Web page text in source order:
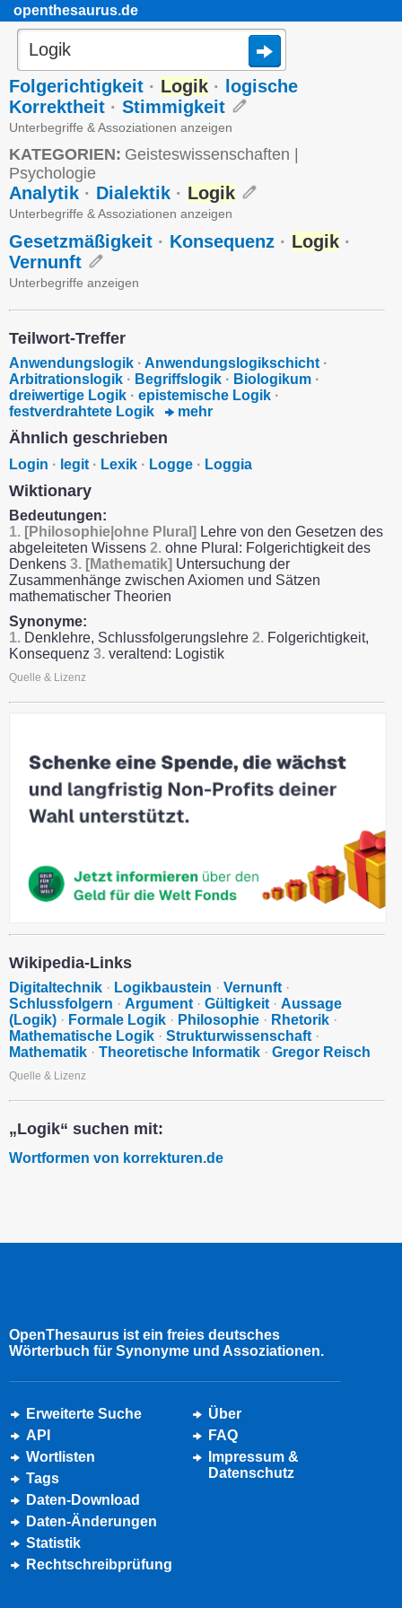
openthesaurus.de
Folgerichtigkeit · Logik ·
logische
Korrektheit · Stimmigkeit
Unterbegriffe & Assoziationen anzeigen
KATEGORIEN: Geisteswissenschaften
Psychologie
Analytik · Dialektik · Logik
Unterbegriffe & Assoziationen anzeigen
Gesetzmäßigkeit · Konsequenz · Logik ·
Vernunft
Unterbegriffe anzeigen
Teilwort-Treffer
Anwendungslogik · Anwendungslogikschicht ·
Arbitrationslogik · Begriffslogik · Biologikum ·
dreiwertige Logik · epistemische Logik ·
festverdrahtete Logik
mehr
Ähnlich geschrieben
Login · legit · Lexik · Logge · Loggia
Wiktionary
Bedeutungen:
1. [Philosophie|ohne Plural] Lehre von den Gesetzen des
abgeleiteten Wissens 2. ohne Plural: Folgerichtigkeit des
Denkens 3. [Mathematik] Untersuchung der
Zusammenhänge zwischen Axiomen und Sätzen
mathematischer Theorien
Synonyme:
1. Denklehre, Schlussfolgerungslehre 2. Folgerichtigkeit,
Konsequenz 3. veraltend: Logistik
Quelle & Lizenz
Wikipedia-Links
Digitaltechnik · Logikbaustein · Vernunft ·
Schlussfolgern · Argument · Gültigkeit · Aussage
(Logik) · Formale Logik · Philosophie · Rhetorik ·
Mathematische Logik · Strukturwissenschaft ·
Mathematik · Theoretische Informatik · Gregor Reisch
Quelle & Lizenz
„Logik“ suchen mit:
Wortformen von korrekturen.de
OpenThesaurus ist ein freies deutsches
Wörterbuch für Synonyme und Assoziationen.
Erweiterte Suche
API
Wortlisten
Tags
Daten-Download
Daten-Änderungen
Statistik
Rechtschreibprüfung
Über
FAQ
Impressum &
Datenschutz